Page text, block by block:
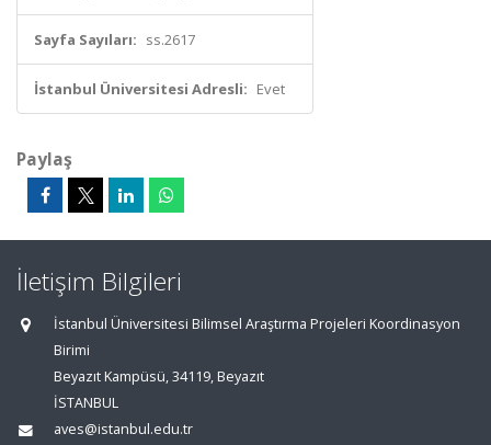
Sayfa Sayıları: ss.2617
İstanbul Üniversitesi Adresli: Evet
Paylaş
İletişim Bilgileri
İstanbul Üniversitesi Bilimsel Araştırma Projeleri Koordinasyon
Birimi
Beyazıt Kampüsü, 34119, Beyazıt
İSTANBUL
aves@istanbul.edu.tr